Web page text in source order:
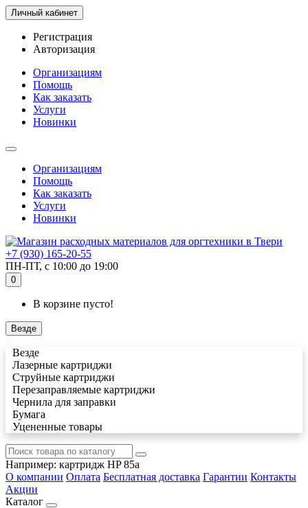
Личный кабинет
Регистрация
Авторизация
Организациям
Помощь
Как заказать
Услуги
Новинки
Организациям
Помощь
Как заказать
Услуги
Новинки
+7 (930) 165-20-55
ПН-ПТ, с 10:00 до 19:00
0
В корзине пусто!
Везде
Везде
Лазерные картриджи
Струйные картриджи
Перезаправляемые картриджи
Чернила для заправки
Бумага
Уцененные товары
Например: картридж HP 85a
О компании Оплата Бесплатная доставка Гарантии Контакты
Акции
Каталог